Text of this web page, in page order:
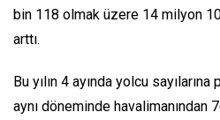
bin 118 olmak üzere 14 milyon
arttı.
Bu yılın 4 ayında yolcu
aynı döneminde